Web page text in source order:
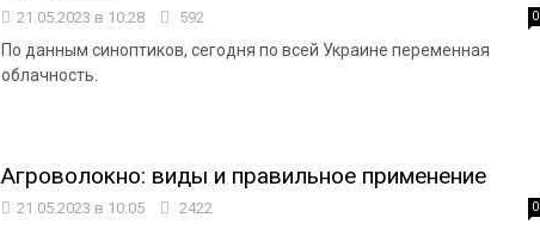
21.05.2023 в 10:28 592 0
По данным синоптиков, сегодня по всей Украине переменная
облачность.
Агроволокно: виды и правильное применение
21.05.2023 в 10:05 2422 0